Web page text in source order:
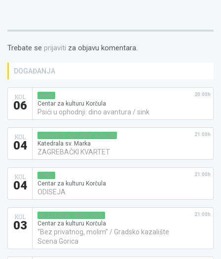
Trebate se prijaviti za objavu komentara.
DOGAĐANJA
KOL
06
KINO
Centar za kulturu Korčula
Psići u ophodnji: dino avantura / sink
20:00h
KOL
04
KONCERT KLASIČNE GLAZBE
Katedrala sv. Marka
ZAGREBAČKI KVARTET
21:00h
KOL
04
KINO
Centar za kulturu Korčula
ODISEJA
21:00h
KOL
03
KAZALIŠNA PREDSTAVA
Centar za kulturu Korčula
“Bez privatnog, molim” / Gradsko kazalište
Scena Gorica
21:00h